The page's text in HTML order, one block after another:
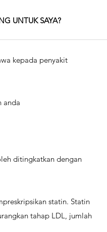
UNTUK SAYA?
kepada penyakit
anda
ditingkatkan dengan
statin. Statin
tahap LDL, jumlah